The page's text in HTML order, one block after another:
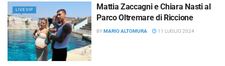
LIVEVIP
Mattia Zaccagni e Chiara Nasti al
Parco Oltremare di Riccione
BYMARIO ALTOMURA 11 LUGLIO 2024